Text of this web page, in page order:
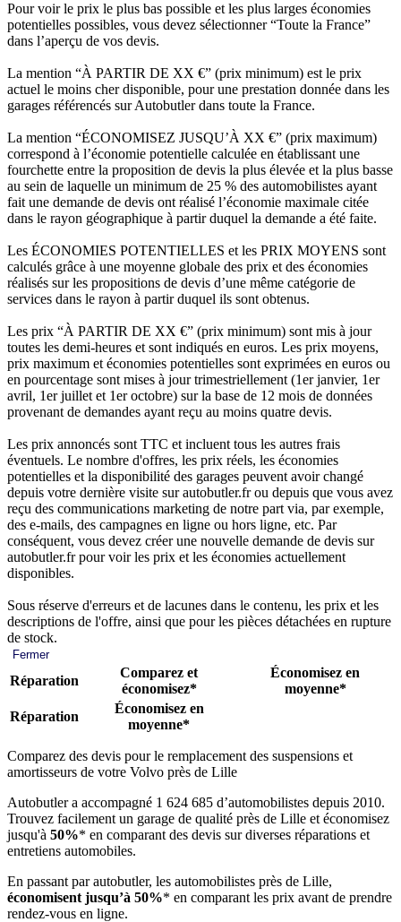
Pour voir le prix le plus bas possible et les plus larges économies
potentielles possibles, vous devez sélectionner “Toute la France”
dans l’aperçu de vos devis.
La mention “À PARTIR DE XX €” (prix minimum) est le prix
actuel le moins cher disponible, pour une prestation donnée dans les
garages référencés sur Autobutler dans toute la France.
La mention “ÉCONOMISEZ JUSQU’À XX €” (prix maximum)
correspond à l’économie potentielle calculée en établissant une
fourchette entre la proposition de devis la plus élevée et la plus basse
au sein de laquelle un minimum de 25 % des automobilistes ayant
fait une demande de devis ont réalisé l’économie maximale citée
dans le rayon géographique à partir duquel la demande a été faite.
Les ÉCONOMIES POTENTIELLES et les PRIX MOYENS sont
calculés grâce à une moyenne globale des prix et des économies
réalisés sur les propositions de devis d’une même catégorie de
services dans le rayon à partir duquel ils sont obtenus.
Les prix “À PARTIR DE XX €” (prix minimum) sont mis à jour
toutes les demi-heures et sont indiqués en euros. Les prix moyens,
prix maximum et économies potentielles sont exprimées en euros ou
en pourcentage sont mises à jour trimestriellement (1er janvier, 1er
avril, 1er juillet et 1er octobre) sur la base de 12 mois de données
provenant de demandes ayant reçu au moins quatre devis.
Les prix annoncés sont TTC et incluent tous les autres frais
éventuels. Le nombre d'offres, les prix réels, les économies
potentielles et la disponibilité des garages peuvent avoir changé
depuis votre dernière visite sur autobutler.fr ou depuis que vous avez
reçu des communications marketing de notre part via, par exemple,
des e-mails, des campagnes en ligne ou hors ligne, etc. Par
conséquent, vous devez créer une nouvelle demande de devis sur
autobutler.fr pour voir les prix et les économies actuellement
disponibles.
Sous réserve d'erreurs et de lacunes dans le contenu, les prix et les
descriptions de l'offre, ainsi que pour les pièces détachées en rupture
de stock.
Fermer
Réparation
Comparez et
économisez*
Économisez en
moyenne*
Réparation
Économisez en
moyenne*
Comparez des devis pour le remplacement des suspensions et
amortisseurs de votre Volvo près de Lille
Autobutler a accompagné 1 624 685 d’automobilistes depuis 2010.
Trouvez facilement un garage de qualité près de Lille et économisez
jusqu'à 50%* en comparant des devis sur diverses réparations et
entretiens automobiles.
En passant par autobutler, les automobilistes près de Lille,
économisent jusqu’à 50%* en comparant les prix avant de prendre
rendez-vous en ligne.